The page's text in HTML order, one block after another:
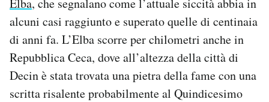
Elba, che segnalano come l’attuale siccità abbia in
alcuni casi raggiunto e superato quelle di centinaia
di anni fa. L’Elba scorre per chilometri anche in
Repubblica Ceca, dove all’altezza della città di
Decin è stata trovata una pietra della fame con una
scritta risalente probabilmente al Quindicesimo